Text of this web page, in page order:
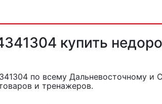
купить
по всему Дальневосточному и
и тренажеров.